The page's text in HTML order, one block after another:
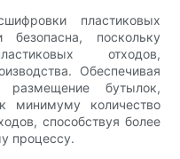
пластиковых
безопасна, поскольку
отходов,
Обеспечивая
бутылок,
минимуму количество
способствуя более
процессу.